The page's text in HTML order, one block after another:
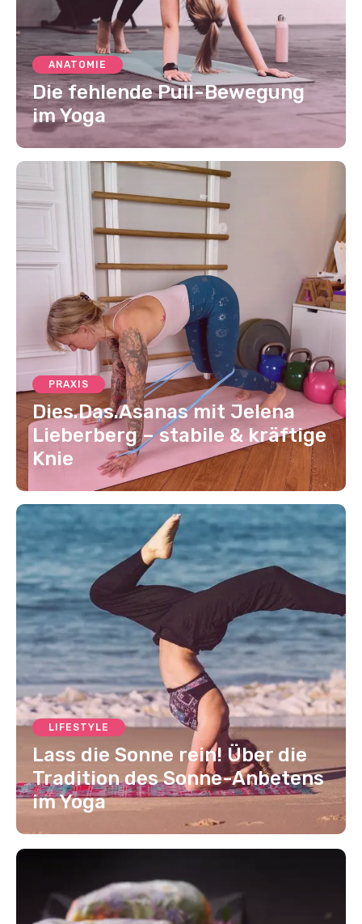
ANATOMIE
Die fehlende Pull-Bewegung
im Yoga
PRAXIS
Dies.Das.Asanas mit Jelena
Lieberberg – stabile & kräftige
Knie
LIFESTYLE
Lass die Sonne rein! Über die
Tradition des Sonne-Anbetens
im Yoga